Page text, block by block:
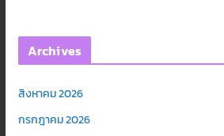
Archives
สิงหาคม 2026
กรกฎาคม 2026